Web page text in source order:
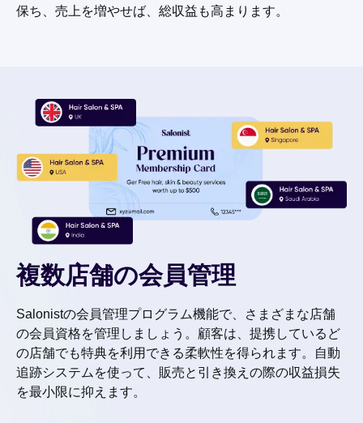
保ち、売上を増やせば、総収益も高まります。
複数店舗の会員管理
Salonistの会員管理プログラム機能で、さまざまな店舗
の会員資格を管理しましょう。顧客は、提携しているど
の店舗でも特典を利用できる柔軟性を得られます。自動
追跡システムを使って、販売と引き換えの際の収益損失
を最小限に抑えます。